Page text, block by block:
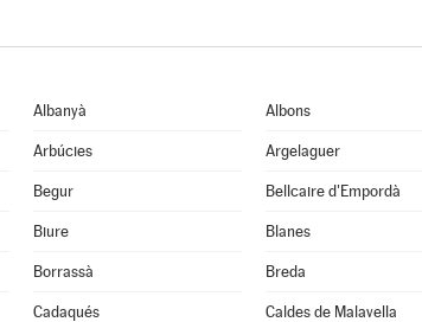
Albanyà Albons
Arbúcies Argelaguer
Begur Bellcaire d'Empordà
Biure Blanes
Borrassà Breda
Cadaqués Caldes de Malavella